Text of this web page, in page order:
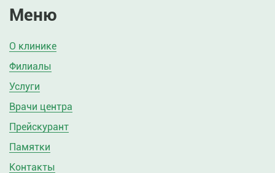
Меню
О клинике
Филиалы
Услуги
Врачи центра
Прейскурант
Памятки
Контакты